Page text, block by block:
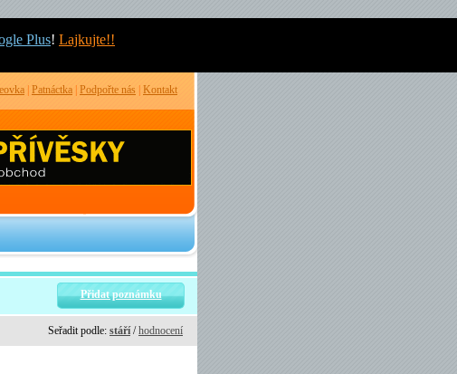
Plus! Lajkujte!!
Patnáctka Podpořte nás Kontakt
Přidat poznámku
Seřadit podle: stáří/hodnocení